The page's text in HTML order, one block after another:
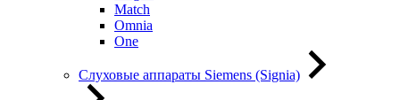
Match
Omnia
One
Слуховые аппараты Siemens (Signia)